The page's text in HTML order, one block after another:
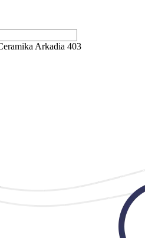
Arkadia 403